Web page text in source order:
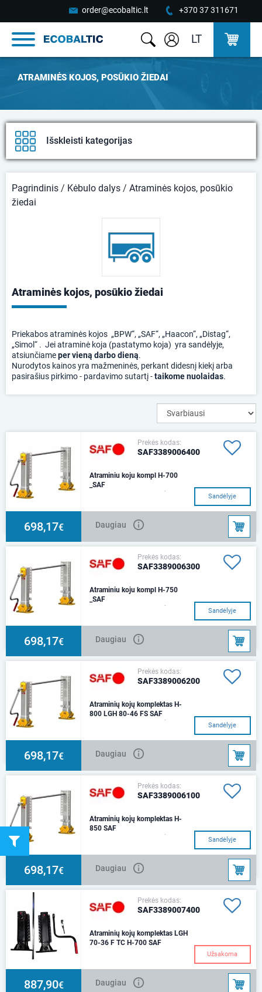
order@ecobaltic.lt +370 37 311671
LT
ATRAMINĖS KOJOS, POSŪKIO ŽIEDAI
Išskleisti kategorijas
Pagrindinis / Kėbulo dalys / Atraminės kojos, posūkio
žiedai
Atraminės kojos, posūkio žiedai
Priekabos atraminės kojos „BPW“, „SAF“, „Haacon“, „Distag“,
„Simol“ . Jei atraminė koja (pastatymo koja) yra sandėlyje,
atsiunčiameper vieną darbo dieną.
Nurodytos kainos yra mažmeninės, perkant didesnį kiekį arba
pasirašius pirkimo - pardavimo sutartį -taikome nuolaidas.
Prekės kodas:
SAF3389006400
Atraminiu koju kompl H-700
_SAF
Komplektą sudaro: 1 koja su
jungiantis velenas (L-1450),
rankena ir kompe
Sandėlyje
698,17€ Daugiau
Prekės kodas:
SAF3389006300
Atraminiu koju kompl H-750
_SAF
Komplektą sudaro: 1 koja su
jungiantis velenas (L-1450),
rankena ir kompe
Sandėlyje
698,17€ Daugiau
Prekės kodas:
SAF3389006200
Atraminių kojų komplektas H-
800 LGH 80-46 FS SAF
Komplektą sudaro: 1 koja su
jungiantis velenas (L-1450),
rankena ir kompe
Sandėlyje
698,17€ Daugiau
Prekės kodas:
SAF3389006100
Atraminių kojų komplektas H-
850 SAF
Komplektą sudaro: 1 koja su
jungiantis velenas (L-1450),
rankena ir kompe
Sandėlyje
698,17€ Daugiau
Prekės kodas:
SAF3389007400
Atraminių kojų komplektas LGH
70-36 F TC H-700 SAF
be pavaros, jungiantis velenas
(L-1450), ranke
Užsakoma
887,90€ Daugiau